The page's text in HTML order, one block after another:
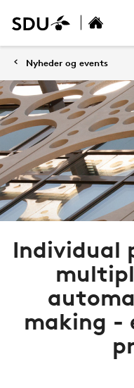
Nyheder og events
Individual
making -